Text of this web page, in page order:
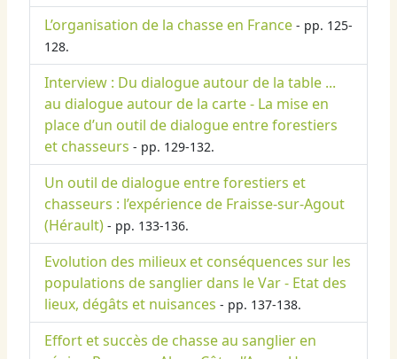
L’organisation de la chasse en France - pp. 125-
128.
Interview : Du dialogue autour de la table ...
au dialogue autour de la carte - La mise en
place d’un outil de dialogue entre forestiers
et chasseurs - pp. 129-132.
Un outil de dialogue entre forestiers et
chasseurs : l’expérience de Fraisse-sur-Agout
(Hérault) - pp. 133-136.
Evolution des milieux et conséquences sur les
populations de sanglier dans le Var - Etat des
lieux, dégâts et nuisances - pp. 137-138.
Effort et succès de chasse au sanglier en